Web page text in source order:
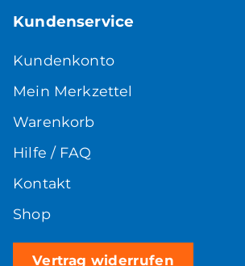
Kundenservice
Kundenkonto
Mein Merkzettel
Warenkorb
Hilfe / FAQ
Kontakt
Shop
Vertrag widerrufen